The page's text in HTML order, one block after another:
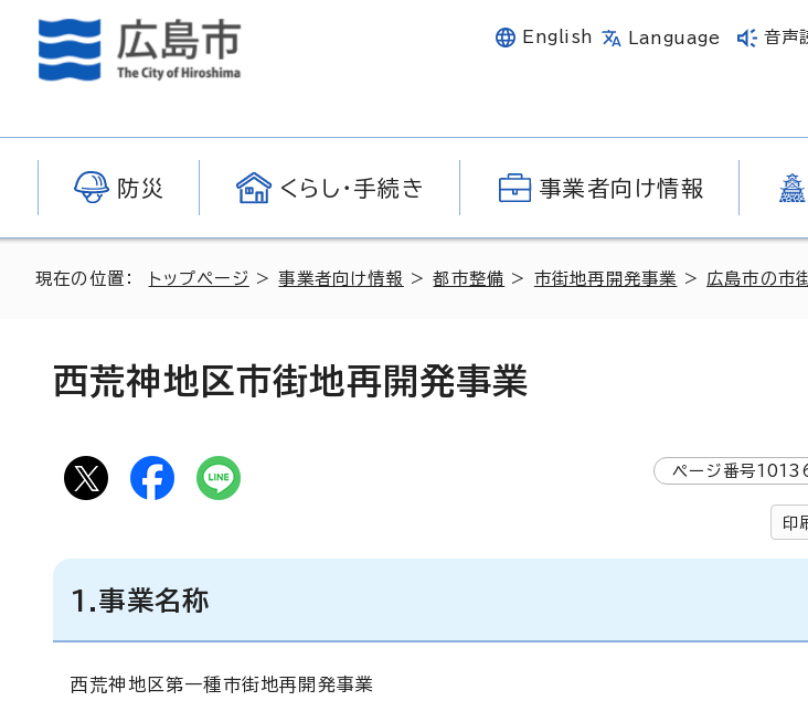
English Language 音声
防災 くらし・手続き 事業者向け情報
現在の位置： トップページ >事業者向け情報 >都市整備 > 市街地再開発事業 > 広島市の市
西荒神地区市街地再開発事業
ページ番号
印
1.事業名称
西荒神地区第一種市街地再開発事業